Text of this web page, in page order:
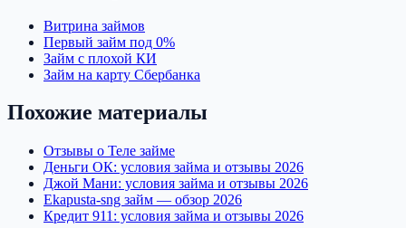
Витрина займов
Первый займ под 0%
Займ с плохой КИ
Займ на карту Сбербанка
Похожие материалы
Отзывы о Теле займе
Деньги ОК: условия займа и отзывы 2026
Джой Мани: условия займа и отзывы 2026
Ekapusta-sng займ — обзор 2026
Кредит 911: условия займа и отзывы 2026